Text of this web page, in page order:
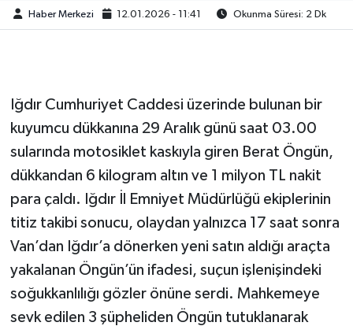
Haber Merkezi 12.01.2026 - 11:41 Okunma Süresi: 2 Dk
Iğdır Cumhuriyet Caddesi üzerinde bulunan bir
kuyumcu dükkanına 29 Aralık günü saat 03.00
sularında motosiklet kaskıyla giren Berat Öngün,
dükkandan 6 kilogram altın ve 1 milyon TL nakit
para çaldı. Iğdır İl Emniyet Müdürlüğü ekiplerinin
titiz takibi sonucu, olaydan yalnızca 17 saat sonra
Van’dan Iğdır’a dönerken yeni satın aldığı araçta
yakalanan Öngün’ün ifadesi, suçun işlenişindeki
soğukkanlılığı gözler önüne serdi. Mahkemeye
sevk edilen 3 şüpheliden Öngün tutuklanarak